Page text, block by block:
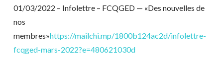
01/03/2022 – Infolettre – FCQGED — «Des nouvelles de
nos
membres»https://mailchi.mp/1800b124ac2d/infolettre-
fcqged-mars-2022?e=480621030d